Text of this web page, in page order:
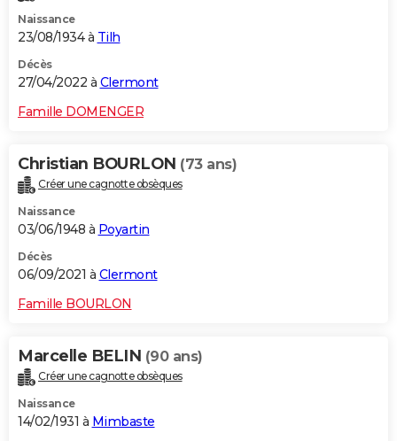
Naissance
23/08/1934 à Tilh
Décès
27/04/2022 à Clermont
Famille DOMENGER
Christian BOURLON (73 ans)
Créer une cagnotte obsèques
Naissance
03/06/1948 à Poyartin
Décès
06/09/2021 à Clermont
Famille BOURLON
Marcelle BELIN (90 ans)
Créer une cagnotte obsèques
Naissance
14/02/1931 à Mimbaste